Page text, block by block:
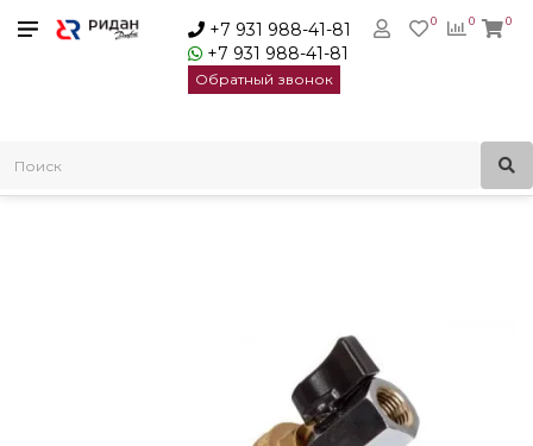
+7 931 988-41-81
+7 931 988-41-81
Обратный звонок
0
0 0
Трубопроводная арматура